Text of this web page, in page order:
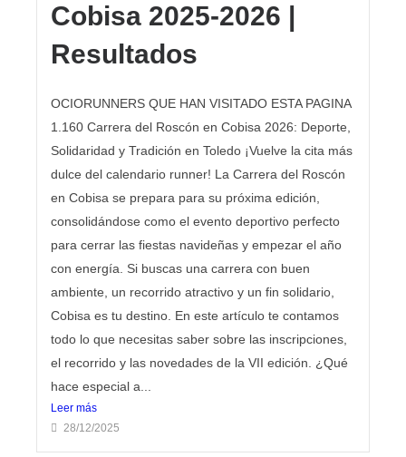
Cobisa 2025-2026 |
Resultados
OCIORUNNERS QUE HAN VISITADO ESTA PAGINA
1.160 Carrera del Roscón en Cobisa 2026: Deporte,
Solidaridad y Tradición en Toledo ¡Vuelve la cita más
dulce del calendario runner! La Carrera del Roscón
en Cobisa se prepara para su próxima edición,
consolidándose como el evento deportivo perfecto
para cerrar las fiestas navideñas y empezar el año
con energía. Si buscas una carrera con buen
ambiente, un recorrido atractivo y un fin solidario,
Cobisa es tu destino. En este artículo te contamos
todo lo que necesitas saber sobre las inscripciones,
el recorrido y las novedades de la VII edición. ¿Qué
hace especial a...
Leer más
28/12/2025